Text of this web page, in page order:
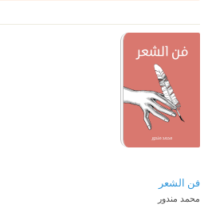
فن الشعر
محمد مندور